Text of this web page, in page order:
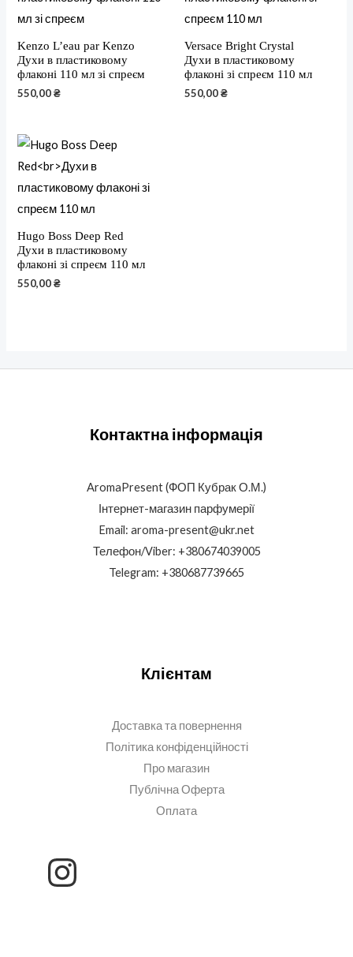
Kenzo L’eau par Kenzo
Духи в пластиковому
флаконі 110 мл зі спреєм
550,00₴
Versace Bright Crystal
Духи в пластиковому
флаконі зі спреєм 110 мл
550,00₴
Hugo Boss Deep Red
Духи в пластиковому
флаконі зі спреєм 110 мл
550,00₴
Контактна інформація
AromaPresent (ФОП Кубрак О.М.)
Інтернет-магазин парфумерії
Email: aroma-present@ukr.net
Телефон/Viber: +380674039005
Telegram: +380687739665
Клієнтам
Доставка та повернення
Політика конфіденційності
Про магазин
Публічна Оферта
Оплата